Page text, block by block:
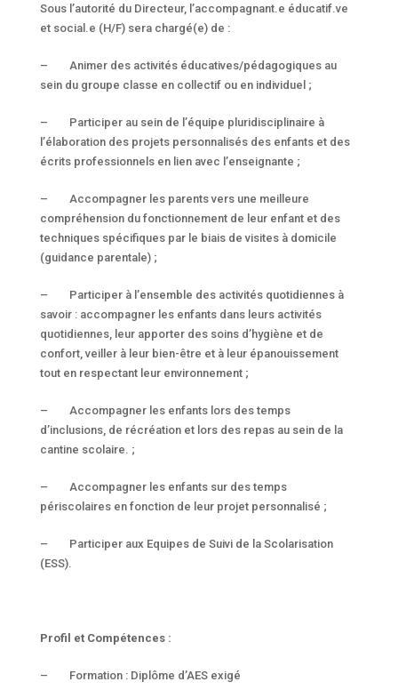
Sous l’autorité du Directeur, l’accompagnant.e éducatif.ve
et social.e (H/F) sera chargé(e) de :
– Animer des activités éducatives/pédagogiques au
sein du groupe classe en collectif ou en individuel ;
– Participer au sein de l’équipe pluridisciplinaire à
l’élaboration des projets personnalisés des enfants et des
écrits professionnels en lien avec l’enseignante ;
– Accompagner les parents vers une meilleure
compréhension du fonctionnement de leur enfant et des
techniques spécifiques par le biais de visites à domicile
(guidance parentale) ;
– Participer à l’ensemble des activités quotidiennes à
savoir : accompagner les enfants dans leurs activités
quotidiennes, leur apporter des soins d’hygiène et de
confort, veiller à leur bien-être et à leur épanouissement
tout en respectant leur environnement ;
– Accompagner les enfants lors des temps
d’inclusions, de récréation et lors des repas au sein de la
cantine scolaire. ;
– Accompagner les enfants sur des temps
périscolaires en fonction de leur projet personnalisé ;
– Participer aux Equipes de Suivi de la Scolarisation
(ESS).
Profil et Compétences :
– Formation : Diplôme d’AES exigé